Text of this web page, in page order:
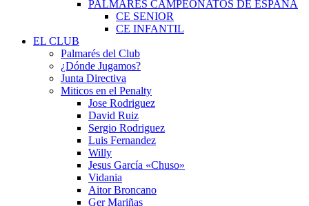
PALMARES CAMPEONATOS DE ESPAÑA
CE SENIOR
CE INFANTIL
EL CLUB
Palmarés del Club
¿Dónde Jugamos?
Junta Directiva
Miticos en el Penalty
Jose Rodriguez
David Ruiz
Sergio Rodriguez
Luis Fernandez
Willy
Jesus García «Chuso»
Vidania
Aitor Broncano
Ger Mariñas